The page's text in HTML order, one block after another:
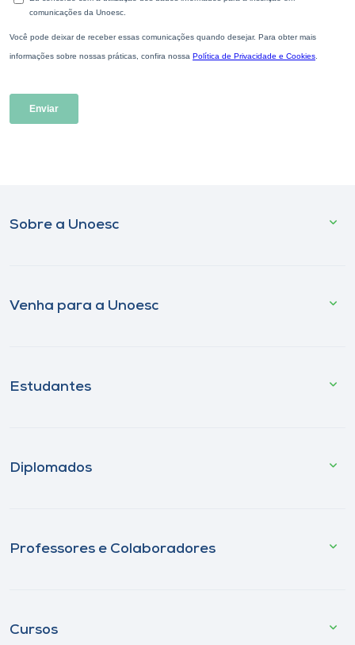
Sobre a Unoesc
Venha para a Unoesc
Estudantes
Diplomados
Professores e Colaboradores
Cursos